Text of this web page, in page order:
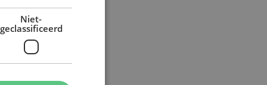
Niet-
geclassificeerd